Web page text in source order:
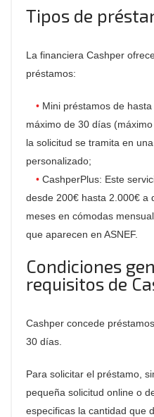
Tipos de
La financiera Cashper
préstamos:
Mini préstamos de
máximo de 30 días
la solicitud se tramita en
personalizado;
CashperPlus: Este
desde 200€ hasta 2.000€ a
meses en cómodas
que aparecen en ASNEF.
Condiciones
requisitos de
Cashper concede
30 días.
Para solicitar el préstamo,
pequeña solicitud online o
especificas la cantidad que